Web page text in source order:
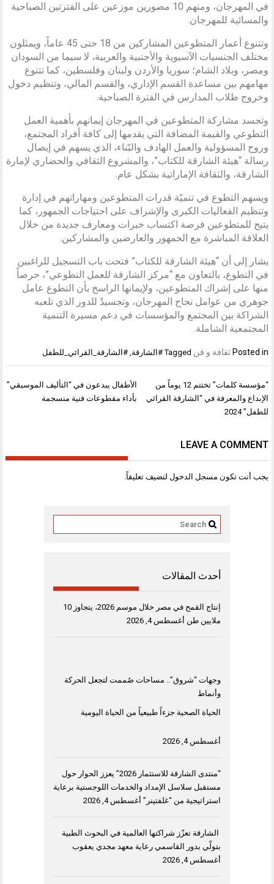
في المهرجان، ومنهم 10 مصورين موزعين على الفترتين الصباحية
والمسائية للمهرجان.
وتتنوع أعمار المتطوعين المشاركين من 18 حتى 45 عاماً، ويمثلون
مختلف الجنسيات الآسيوية والأجنبية والعربية، لا سيما من السودان
ومصر، وبلاد الشام؛ سوريا والأردن ولبنان وفلسطين، كما تتنوع
مهامهم بين مساعدة القسم الإداري، والقسم المالي، وتنظيم دخول
وخروج طلاب المدارس في الفترة الصباحية.
وتجسد مشاركة المتطوعين في المهرجان إيمانهم بأهمية العمل
التطوعي والقيمة المضافة التي يقدمها إلى كافة أفراد المجتمع،
وروح المسؤولية والعمل الهادف والبّناء، الذي يسهم في إيصال
رسالة “هيئة الشارقة للكتاب”، والمشروع الثقافي والحضاري لإمارة
الشارقة، والثقافة الإماراتية بشكل عام.
ويسهم التطوع في تنميّة قدرات المتطوعين ومهاراتهم في إدارة
وتنظيم الفعاليات الكبرى والإشراف على احتياجات الجمهور، كما
يتيح للمتطوعين فرصة اكتساب خبرات ومعارف جديدة من خلال
العلاقة المباشرة مع الجمهور والعارضين والمشاركين.
يشار إلى أن “هيئة الشارقة للكتاب” فتحت باب التسجيل للراغبين
في التطوع، بالتعاون مع “مركز الشارقة للعمل التطوعي”، حرصاً
منها على إشراك المتطوعين، ولإيمانها الراسخ بأن التطوع عامل
جوهري من عوامل نجاح المهرجان، وتجسيدٌ للدور الذي تلعبه
الشراكة بين المجتمع والمؤسسات في دعم مسيرة التنمية
المجتمعية الشاملة.
Posted in ثقافة و فن Tagged #الشارقة,#الشارقة_القرائي_للطفل
تصفّح
المقالات
الأطفال يبدعون في “التأليف الموسيقي”
بأداء مقطوعات فنية منسجمة
“مؤسسة كلمات” تختتم 12 يوماً من
الإبداع والمعرفة في “الشارقة القرائي
للطفل” 2024
LEAVE A COMMENT
يجب أنت تكون مسجل الدخول لتضيف تعليقاً.
أحدث المقالات
إنتاج القمح في مصر خلال موسم 2026، يتجاوز 10
ملايين طن أغسطس 4, 2026
وجهات “شروق”.. مساحات صُممت لتجعل الحركة
وأنماط
الحياة الصحية جزءاً طبيعياً من الحياة اليومية
أغسطس 4, 2026
“منتدى الشارقة للاستثمار 2026” يعزز الحوار حول
مستقبل سلاسل الإمداد والخدمات اللوجستية برعاية
استراتيجية من “غلفتينر” أغسطس 4, 2026
الشارقة تعزّز شراكتها العالمية في البحوث الطبية
بتولّي بدور القاسمي رعاية معهد مجدي يعقوب
أغسطس 4, 2026